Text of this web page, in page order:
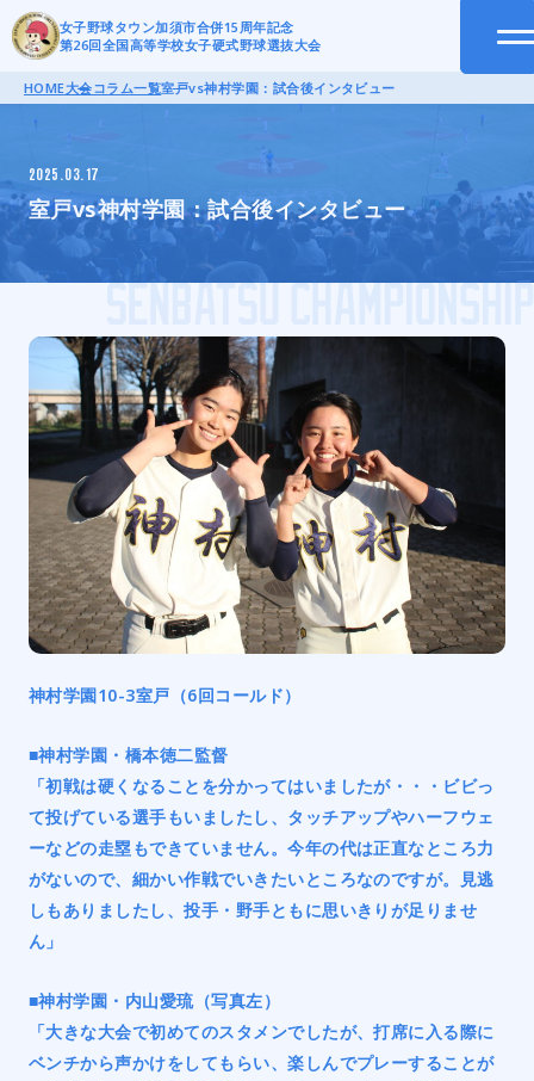
女子野球タウン加須市合併15周年記念
第26回全国高等学校女子硬式野球選抜大会
HOME大会コラム一覧室戸vs神村学園：試合後インタビュー
2025.03.17
室戸vs神村学園：試合後インタビュー
神村学園10-3室戸（6回コールド）
■神村学園・橋本徳二監督
「初戦は硬くなることを分かってはいましたが・・・ビビっ
て投げている選手もいましたし、タッチアップやハーフウェ
ーなどの走塁もできていません。今年の代は正直なところ力
がないので、細かい作戦でいきたいところなのですが。見逃
しもありましたし、投手・野手ともに思いきりが足りませ
ん」
■神村学園・内山愛琉（写真左）
「大きな大会で初めてのスタメンでしたが、打席に入る際に
ベンチから声かけをしてもらい、楽しんでプレーすることが